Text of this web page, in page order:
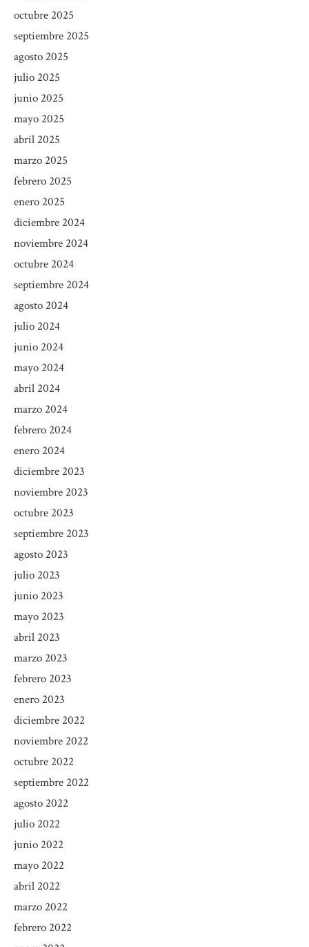
octubre 2025
septiembre 2025
agosto 2025
julio 2025
junio 2025
mayo 2025
abril 2025
marzo 2025
febrero 2025
enero 2025
diciembre 2024
noviembre 2024
octubre 2024
septiembre 2024
agosto 2024
julio 2024
junio 2024
mayo 2024
abril 2024
marzo 2024
febrero 2024
enero 2024
diciembre 2023
noviembre 2023
octubre 2023
septiembre 2023
agosto 2023
julio 2023
junio 2023
mayo 2023
abril 2023
marzo 2023
febrero 2023
enero 2023
diciembre 2022
noviembre 2022
octubre 2022
septiembre 2022
agosto 2022
julio 2022
junio 2022
mayo 2022
abril 2022
marzo 2022
febrero 2022